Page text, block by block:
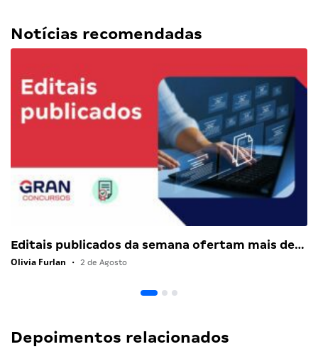
Notícias recomendadas
Editais publicados da semana ofertam mais de…
Olivia Furlan • 2 de Agosto
Depoimentos relacionados